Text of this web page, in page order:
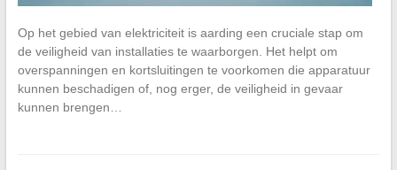
Op het gebied van elektriciteit is aarding een cruciale stap om
de veiligheid van installaties te waarborgen. Het helpt om
overspanningen en kortsluitingen te voorkomen die apparatuur
kunnen beschadigen of, nog erger, de veiligheid in gevaar
kunnen brengen…